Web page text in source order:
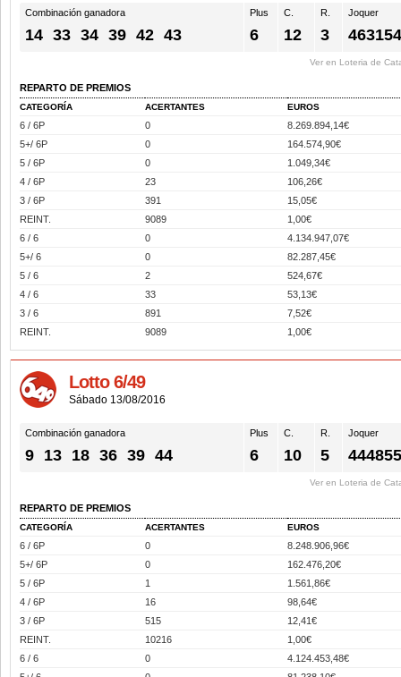
Combinación ganadora
14 33 34 39 42 43
Plus
6
C.
12
R.
3
Joquer
Ver en Loteria de
REPARTO DE PREMIOS
CATEGORÍA ACERTANTES EUROS
6 / 6P 0
8.269.894,14€
5+/ 6P
0
164.574,90€
5 / 6P
0
1.049,34€
4 / 6P
23
106,26€
3 / 6P
391
15,05€
REINT.
9089
1,00€
6 / 6
0
4.134.947,07€
5+/ 6
0
82.287,45€
5 / 6
2
524,67€
4 / 6
33
53,13€
3 / 6
891
7,52€
REINT.
9089 1,00€
Lotto 6/49
Sábado 13/08/2016
Combinación ganadora
9 13 18 36 39 44
Plus
6
C.
10
R.
5
Joquer
Ver en Loteria de
REPARTO DE PREMIOS
CATEGORÍA ACERTANTES EUROS
6 / 6P 0
8.248.906,96€
5+/ 6P
0
162.476,20€
5 / 6P
1
1.561,86€
4 / 6P
16
98,64€
3 / 6P
515
12,41€
REINT.
10216
1,00€
6 / 6
0
4.124.453,48€